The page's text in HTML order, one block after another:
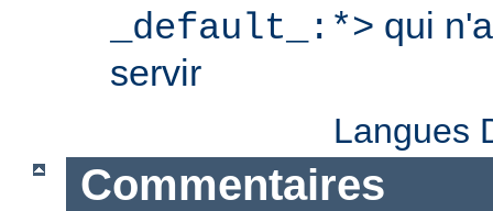
_default_:*> qui
servir
Langues
Commentaires